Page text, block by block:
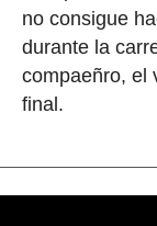
no consigue
durante la
compaeñro, el
final.